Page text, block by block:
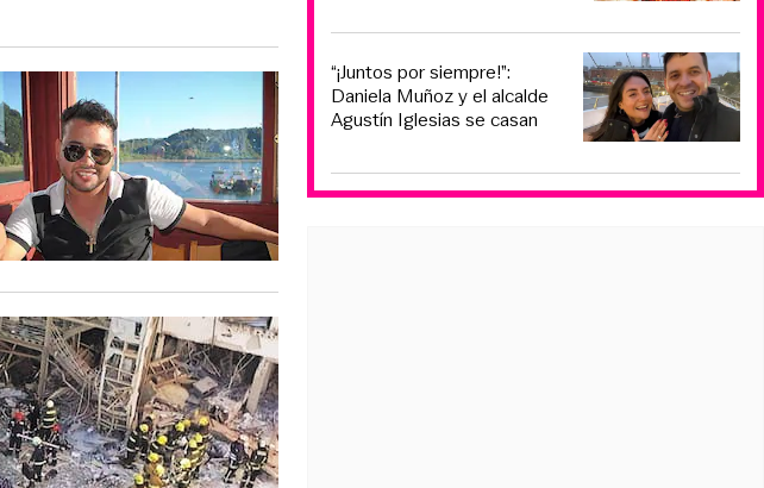
“¡Juntos por siempre!”:
Daniela Muñoz y el alcalde
Agustín Iglesias se casan